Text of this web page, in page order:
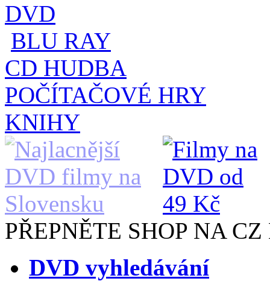
DVD
BLU RAY
CD HUDBA
POČÍTAČOVÉ HRY
KNIHY
PŘEPNĚTE SHOP NA
DVD vyhledávání